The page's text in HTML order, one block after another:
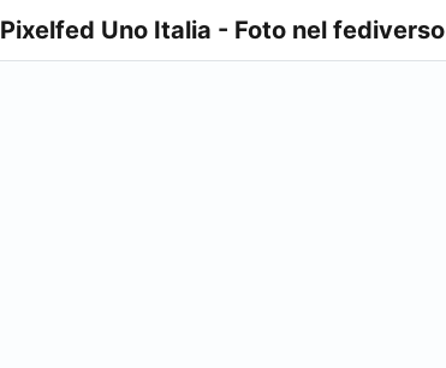
Pixelfed Uno Italia - Foto nel fediverso